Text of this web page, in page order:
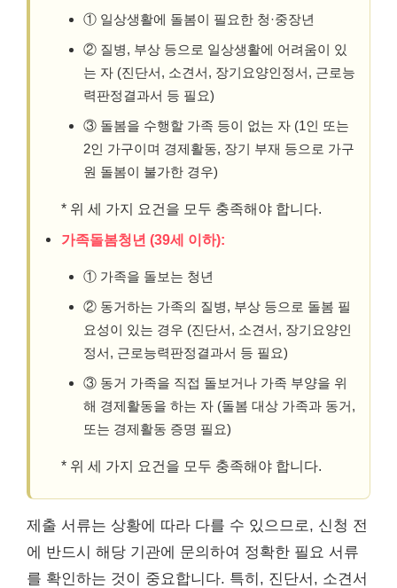
① 일상생활에 돌봄이 필요한 청·중장년
② 질병, 부상 등으로 일상생활에 어려움이 있
는 자 (진단서, 소견서, 장기요양인정서, 근로능
력판정결과서 등 필요)
③ 돌봄을 수행할 가족 등이 없는 자 (1인 또는
2인 가구이며 경제활동, 장기 부재 등으로 가구
원 돌봄이 불가한 경우)
* 위 세 가지 요건을 모두 충족해야 합니다.
가족돌봄청년 (39세 이하):
① 가족을 돌보는 청년
② 동거하는 가족의 질병, 부상 등으로 돌봄 필
요성이 있는 경우 (진단서, 소견서, 장기요양인
정서, 근로능력판정결과서 등 필요)
③ 동거 가족을 직접 돌보거나 가족 부양을 위
해 경제활동을 하는 자 (돌봄 대상 가족과 동거,
또는 경제활동 증명 필요)
* 위 세 가지 요건을 모두 충족해야 합니다.
제출 서류는 상황에 따라 다를 수 있으므로, 신청 전
에 반드시 해당 기관에 문의하여 정확한 필요 서류
를 확인하는 것이 중요합니다. 특히, 진단서, 소견서